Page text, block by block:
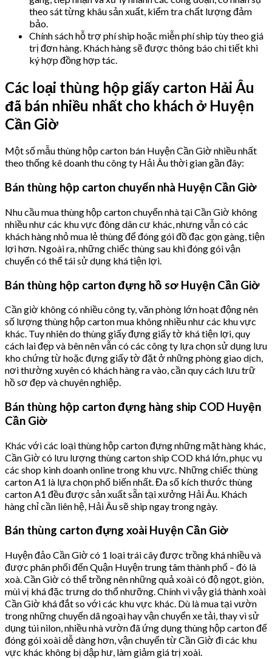
theo sát từng khâu sản xuất, kiểm tra chất lượng đảm
bảo.
Chính sách hỗ trợ phí ship hoặc miễn phí ship tùy theo giá
trị đơn hàng. Khách hàng sẽ được thông báo chi tiết khi
ký hợp đồng hợp tác.
Các loại thùng hộp giấy carton Hải Âu
đã bán nhiều nhất cho khách ở Huyện
Cần Giờ
Một số mẫu thùng hộp carton bán Huyện Cần Giờ nhiều nhất
theo thống kê doanh thu công ty Hải Âu thời gian gần đây:
Bán thùng hộp carton chuyển nhà Huyện Cần Giờ
Nhu cầu mua thùng hộp carton chuyển nhà tại Cần Giờ không
nhiều như các khu vực đông dân cư khác, nhưng vẫn có các
khách hàng nhỏ mua lẻ thùng để đóng gói đồ đạc gọn gàng, tiện
lợi hơn. Ngoài ra, những chiếc thùng sau khi đóng gói vận
chuyển có thể tái sử dụng khá tiện lợi.
Bán thùng hộp carton đựng hồ sơ Huyện Cần Giờ
Cần giờ không có nhiều công ty, văn phòng lớn hoạt động nên
số lượng thùng hộp carton mua không nhiều như các khu vực
khác. Tuy nhiên do thùng giấy đựng giấy tờ khá tiện lợi, quy
cách lai đẹp và bên nên vẫn có các công ty lựa chọn sử dụng lưu
kho chứng từ hoặc đựng giấy tờ đặt ở những phòng giao dịch,
nơi thường xuyên có khách hàng ra vào, cần quy cách lưu trữ
hồ sơ đẹp và chuyên nghiệp.
Bán thùng hộp carton đựng hàng ship COD Huyện
Cần Giờ
Khác với các loại thùng hộp carton đựng những mặt hàng khác,
Cần Giờ có lưu lượng thùng carton ship COD khá lớn, phục vụ
các shop kinh doanh online trong khu vực. Những chiếc thùng
carton A1 là lựa chọn phổ biến nhất. Đa số kích thước thùng
carton A1 đều được sản xuất sẵn tại xưởng Hải Âu. Khách
hàng chỉ cần liên hệ, Hải Âu sẽ ship ngay trong ngày.
Bán thùng carton đựng xoài Huyện Cần Giờ
Huyện đảo Cần Giờ có 1 loại trái cây được trồng khá nhiều và
được phân phối đến Quận Huyện trung tâm thành phố – đó là
xoà. Cần Giờ có thể trồng nên những quả xoài có độ ngọt, giòn,
mùi vị khá đặc trưng do thổ nhưỡng. Chính vì vậy giá thành xoài
Cần Giờ khá đắt so với các khu vực khác. Dù là mua tại vườn
trong những chuyến dã ngoại hay vận chuyển xe tải, thay vì sử
dụng túi nilon, nhiều nhà vườn đã ứng dụng thùng hộp carton để
đóng gói xoài dễ dàng hơn, vận chuyển từ Cần Giờ đi các khu
vực khác không bị dập hư, làm giảm giá trị xoài.